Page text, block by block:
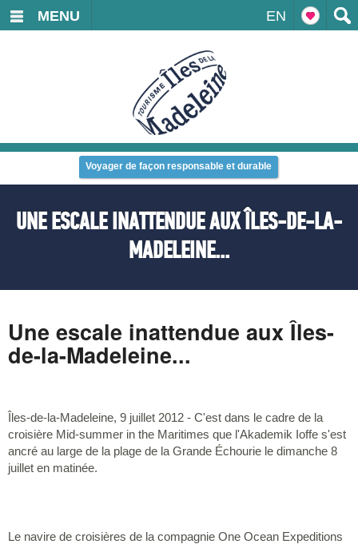
EN
MENU
Voyager de façon responsable et durable
UNE ESCALE INATTENDUE AUX ÎLES-DE-LA-
MADELEINE...
Une escale inattendue aux Îles-
de-la-Madeleine...
Îles-de-la-Madeleine, 9 juillet 2012 - C'est dans le cadre de la
croisière Mid-summer in the Maritimes que l'Akademik Ioffe s'est
ancré au large de la plage de la Grande Échourie le dimanche 8
juillet en matinée.
Le navire de croisières de la compagnie One Ocean Expeditions